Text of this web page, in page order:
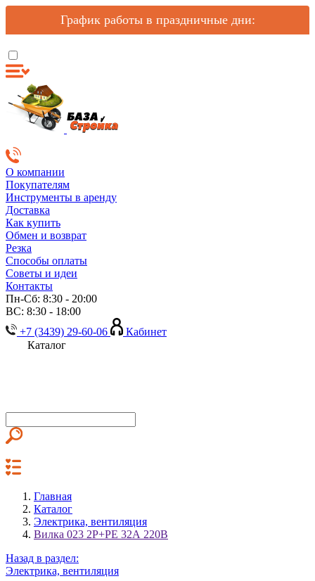
График работы в праздничные дни:
О компании
Покупателям
Инструменты в аренду
Доставка
Как купить
Обмен и возврат
Резка
Способы оплаты
Советы и идеи
Контакты
Пн-Сб: 8:30 - 20:00
ВС: 8:30 - 18:00
+7 (3439) 29-60-06
Кабинет
Каталог
Главная
Каталог
Электрика, вентиляция
Вилка 023 2Р+РЕ 32А 220В
Назад в раздел:
Электрика, вентиляция